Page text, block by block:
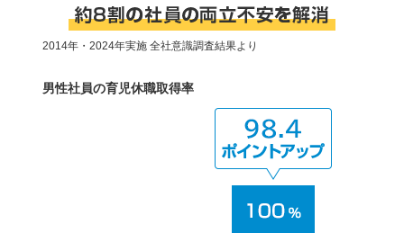
2014年・2024年実施 全社意識調査結果より
男性社員の育児休職取得率